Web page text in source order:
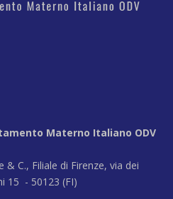
Materno Italiano ODV
C., Filiale di Firenze, via dei
15 - 50123 (FI)